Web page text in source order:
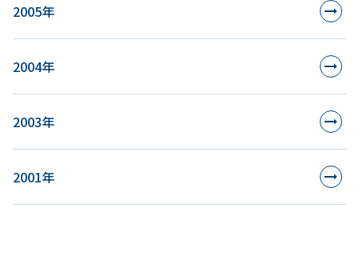
2005年
2004年
2003年
2001年